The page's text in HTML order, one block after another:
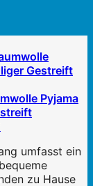
Pyjama
umfasst ein
zu Hause